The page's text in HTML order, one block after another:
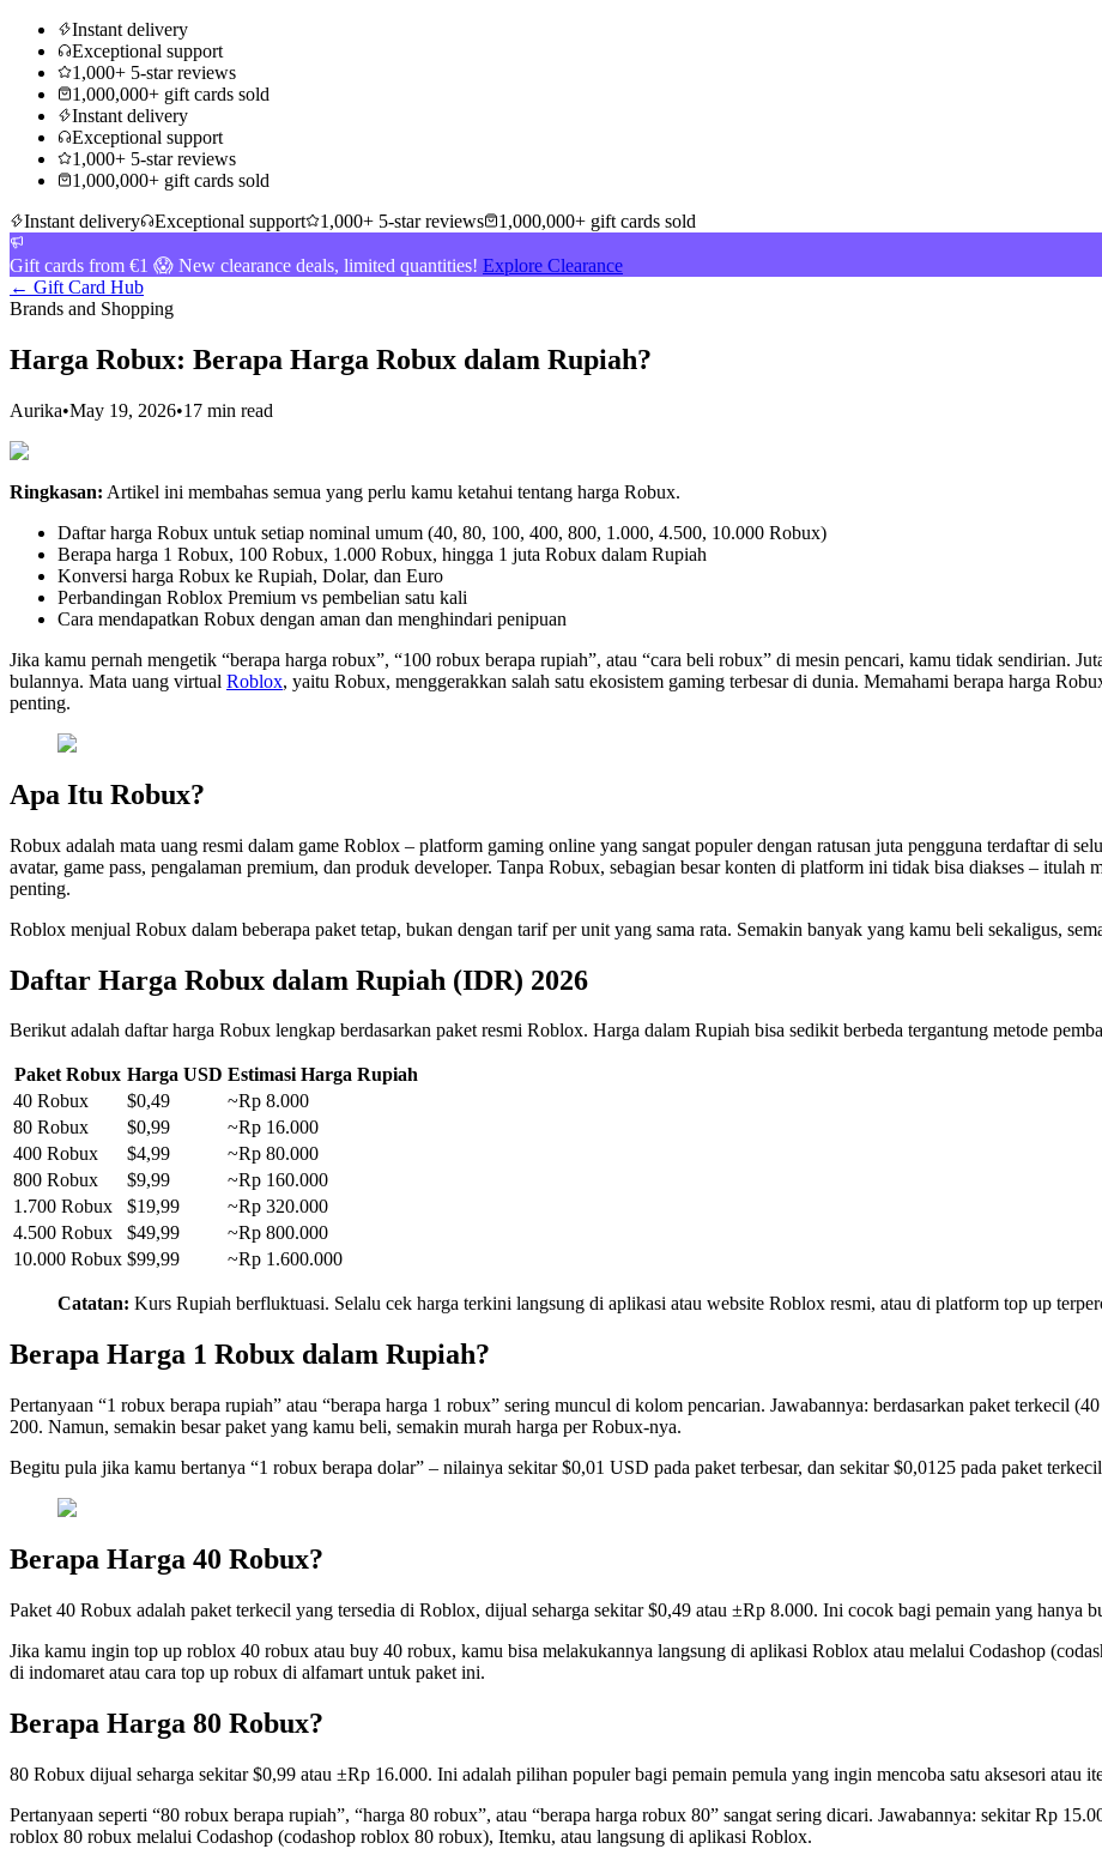
Instant delivery
Exceptional support
1,000+ 5-star reviews
1,000,000+ gift cards sold
Instant delivery
Exceptional support
1,000+ 5-star reviews
1,000,000+ gift cards sold
Instant delivery
Exceptional support 1,000+ 5-star reviews 1,000,000+ gift cards sold
Gift cards from €1 😱 New clearance deals, limited quantities! Explore Clearance
← Gift Card Hub
Brands and Shopping
Harga Robux: Berapa Harga Robux dalam Rupiah?
Aurika•May 19, 2026•17 min read
Ringkasan: Artikel ini membahas semua yang perlu kamu ketahui tentang harga Robux.
Daftar harga Robux untuk setiap nominal umum (40, 80, 100, 400, 800, 1.000, 4.500, 10.000 Robux)
Berapa harga 1 Robux, 100 Robux, 1.000 Robux, hingga 1 juta Robux dalam Rupiah
Konversi harga Robux ke Rupiah, Dolar, dan Euro
Perbandingan Roblox Premium vs pembelian satu kali
Cara mendapatkan Robux dengan aman dan menghindari penipuan
Jika kamu pernah mengetik “berapa harga robux”, “100 robux berapa rupiah”, atau “cara beli robux” di mesin pencari, kamu tidak sendirian.
bulannya. Mata uang virtual Roblox, yaitu Robux, menggerakkan salah satu ekosistem gaming terbesar di dunia. Memahami berapa harga
penting.
Apa Itu Robux?
Robux adalah mata uang resmi dalam game Roblox – platform gaming online yang sangat populer dengan ratusan juta pengguna terdaftar di
avatar, game pass, pengalaman premium, dan produk developer. Tanpa Robux, sebagian besar konten di platform ini tidak bisa diakses – itulah
penting.
Roblox menjual Robux dalam beberapa paket tetap, bukan dengan tarif per unit yang sama rata. Semakin banyak yang kamu beli sekaligus,
Daftar Harga Robux dalam Rupiah (IDR) 2026
Berikut adalah daftar harga Robux lengkap berdasarkan paket resmi Roblox. Harga dalam Rupiah bisa sedikit berbeda tergantung metode
Paket Robux Harga USD Estimasi Harga Rupiah
40 Robux
$0,49
~Rp 8.000
80 Robux
$0,99
~Rp 16.000
400 Robux
$4,99
~Rp 80.000
800 Robux
$9,99
~Rp 160.000
1.700 Robux
$19,99
~Rp 320.000
4.500 Robux
$49,99
~Rp 800.000
10.000 Robux $99,99 ~Rp 1.600.000
Catatan: Kurs Rupiah berfluktuasi. Selalu cek harga terkini langsung di aplikasi atau website Roblox resmi, atau di platform top up
Berapa Harga 1 Robux dalam Rupiah?
Pertanyaan “1 robux berapa rupiah” atau “berapa harga 1 robux” sering muncul di kolom pencarian. Jawabannya: berdasarkan paket terkecil
200. Namun, semakin besar paket yang kamu beli, semakin murah harga per Robux-nya.
Begitu pula jika kamu bertanya “1 robux berapa dolar” – nilainya sekitar $0,01 USD pada paket terbesar, dan sekitar $0,0125 pada paket
Berapa Harga 40 Robux?
Paket 40 Robux adalah paket terkecil yang tersedia di Roblox, dijual seharga sekitar $0,49 atau ±Rp 8.000. Ini cocok bagi pemain yang hanya
Jika kamu ingin top up roblox 40 robux atau buy 40 robux, kamu bisa melakukannya langsung di aplikasi Roblox atau melalui Codashop
di indomaret atau cara top up robux di alfamart untuk paket ini.
Berapa Harga 80 Robux?
80 Robux dijual seharga sekitar $0,99 atau ±Rp 16.000. Ini adalah pilihan populer bagi pemain pemula yang ingin mencoba satu aksesori atau
Pertanyaan seperti “80 robux berapa rupiah”, “harga 80 robux”, atau “berapa harga robux 80” sangat sering dicari. Jawabannya: sekitar Rp
roblox 80 robux melalui Codashop (codashop roblox 80 robux), Itemku, atau langsung di aplikasi Roblox.